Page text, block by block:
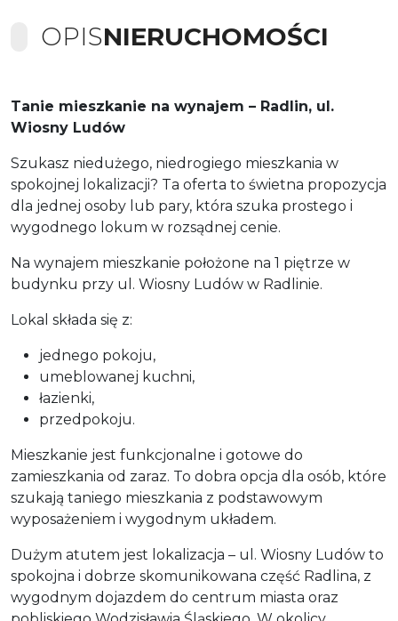
OPISNIERUCHOMOŚCI
Tanie mieszkanie na wynajem – Radlin, ul.
Wiosny Ludów
Szukasz niedużego, niedrogiego mieszkania w
spokojnej lokalizacji? Ta oferta to świetna propozycja
dla jednej osoby lub pary, która szuka prostego i
wygodnego lokum w rozsądnej cenie.
Na wynajem mieszkanie położone na 1 piętrze w
budynku przy ul. Wiosny Ludów w Radlinie.
Lokal składa się z:
jednego pokoju,
umeblowanej kuchni,
łazienki,
przedpokoju.
Mieszkanie jest funkcjonalne i gotowe do
zamieszkania od zaraz. To dobra opcja dla osób, które
szukają taniego mieszkania z podstawowym
wyposażeniem i wygodnym układem.
Dużym atutem jest lokalizacja – ul. Wiosny Ludów to
spokojna i dobrze skomunikowana część Radlina, z
wygodnym dojazdem do centrum miasta oraz